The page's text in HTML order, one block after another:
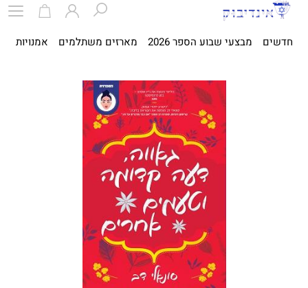
חדשים מבצעי שבוע הספר 2026 מארזים משתלמים אמנויות